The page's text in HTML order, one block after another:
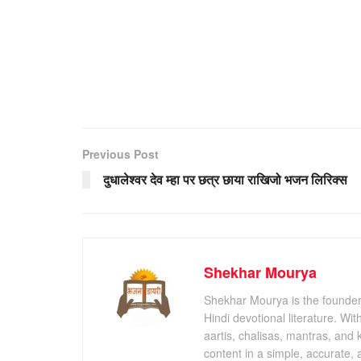
Previous Post
दुधालेश्वर देव म्हा पर छत्र छाया राखिजो भजन लिरिक्स
Shekhar Mourya
Shekhar Mourya is the
Hindi devotional literature.
aartis, chalisas, mantras, and
content in a simple, accurate,